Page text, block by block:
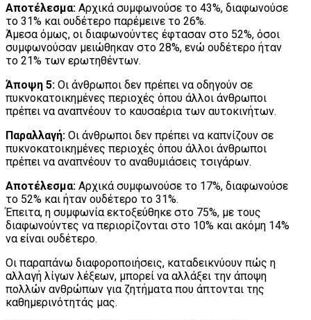
Αποτέλεσμα: Αρχικά συμφωνούσε το 43%, διαφωνούσε
το 31% και ουδέτερο παρέμεινε το 26%.
Άμεσα όμως, οι διαφωνούντες έφτασαν στο 52%, όσοι
συμφωνούσαν μειώθηκαν στο 28%, ενώ ουδέτερο ήταν
το 21% των ερωτηθέντων.
Άποψη 5: Οι άνθρωποι δεν πρέπει να οδηγούν σε
πυκνοκατοικημένες περιοχές όπου άλλοι άνθρωποι
πρέπει να αναπνέουν το καυσαέρια των αυτοκινήτων.
Παραλλαγή: Οι άνθρωποι δεν πρέπει να καπνίζουν σε
πυκνοκατοικημένες περιοχές όπου άλλοι άνθρωποι
πρέπει να αναπνέουν το αναθυμιάσεις τσιγάρων.
Αποτέλεσμα: Αρχικά συμφωνούσε το 17%, διαφωνούσε
το 52% και ήταν ουδέτερο το 31%.
Έπειτα, η συμφωνία εκτοξεύθηκε στο 75%, με τους
διαφωνούντες να περιορίζονται στο 10% και ακόμη 14%
να είναι ουδέτερο.
Οι παραπάνω διαφοροποιήσεις, καταδεικνύουν πώς η
αλλαγή λίγων λέξεων, μπορεί να αλλάξει την άποψη
πολλών ανθρώπων για ζητήματα που άπτονται της
καθημερινότητάς μας.